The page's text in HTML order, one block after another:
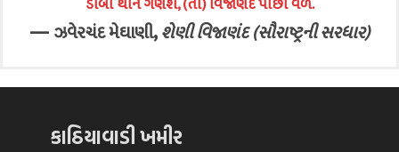
—ઝવેરચંદ મેઘાણી,શેણી વિજાણંદ (સૌરાષ્ટ્રની સરધાર)
કાઠિયાવાડી ખમીર